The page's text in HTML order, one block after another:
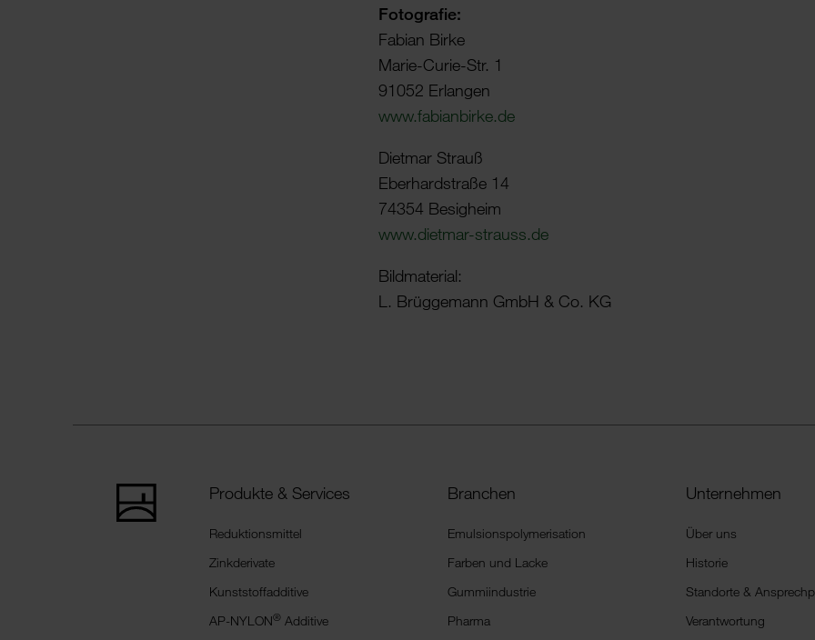
Foto­grafie:
Fabian Birke
Marie-Curie-Str. 1
91052 Erlangen
www.fabi­an­birke.de
Dietmar Strauß
Eber­hard­s­traße 14
74354 Besig­heim
www.dietmar-strauss.de
Bild­ma­te­rial:
L. Brüg­ge­mann GmbH & Co. KG
Produkte & Services
Reduktionsmittel
Zinkderivate
Kunststoffadditive
AP-NYLON® Additive
Branchen
Emulsionspolymerisation
Farben und Lacke
Gummiindustrie
Pharma
Unternehmen
Über uns
Historie
Standorte &
Verantwortung